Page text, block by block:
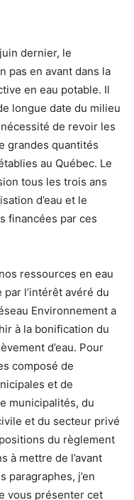
dernier, le
pas en avant dans la
en eau potable. Il
longue date du milieu
de revoir les
grandes quantités
au Québec. Le
tous les trois ans
d’eau et le
financées par ces
ressources en eau
l’intérêt avéré du
Environnement a
à la bonification du
d’eau. Pour
composé de
et de
municipalités, du
et du secteur privé
du règlement
à mettre de l’avant
paragraphes, j’en
vous présenter cet